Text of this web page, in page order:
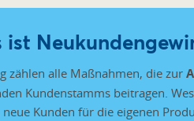
zählen alle Maßnahmen, die zur
Kundenstamms beitragen.
Kunden für die eigenen